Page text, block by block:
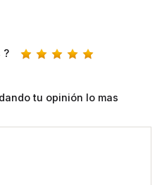
?
tu opinión lo mas